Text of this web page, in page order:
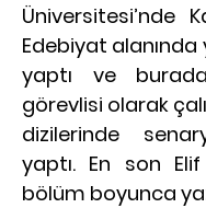
Üniversitesi’nde
Edebiyat alanında
yaptı ve
görevlisi olarak
dizilerinde
yaptı. En son
bölüm boyunca